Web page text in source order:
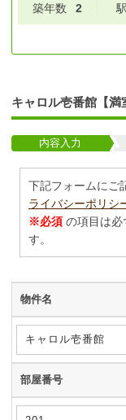
築年数 2
キャロル壱番館【満
内容入力
下記フォームにご
ライバシーポリシ
※必須 の項目は必
す。
物件名
部屋番号